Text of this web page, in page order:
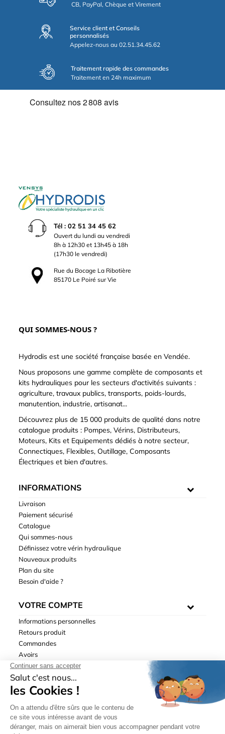
CB, PayPal, Chèque et Virement
Service client et Conseils
personnalisés
Appelez-nous au 02.51.34.45.62
Traitement rapide des commandes
Traitement en 24h maximum
Tél : 02 51 34 45 62
Ouvert du lundi au vendredi
8h à 12h30 et 13h45 à 18h
(17h30 le vendredi)
Rue du Bocage La Ribotière
85170 Le Poiré sur Vie
QUI SOMMES-NOUS ?
Hydrodis est une société française basée en Vendée.
Nous proposons une gamme complète de composants et
kits hydrauliques pour les secteurs d'activités suivants :
agriculture, travaux publics, transports, poids-lourds,
manutention, industrie, artisanat...
Découvrez plus de 15 000 produits de qualité dans notre
catalogue produits : Pompes, Vérins, Distributeurs,
Moteurs, Kits et Equipements dédiés à notre secteur,
Connectiques, Flexibles, Outillage, Composants
Électriques et bien d'autres.
INFORMATIONS
Livraison
Paiement sécurisé
Catalogue
Qui sommes-nous
Définissez votre vérin hydraulique
Nouveaux produits
Plan du site
Besoin d'aide ?
VOTRE COMPTE
Informations personnelles
Retours produit
Commandes
Avoirs
Adresses
Bons de réduction